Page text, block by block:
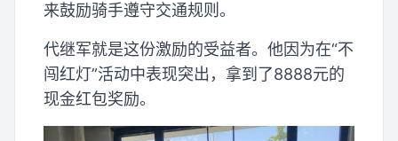
来鼓励骑手遵守交通规则。
代继军就是这份激励的受益者。他因为在“不
闯红灯”活动中表现突出，拿到了8888元的
现金红包奖励。